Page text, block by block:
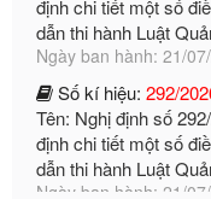
Số kí hiệu: 292/
Tên: Nghị định số
định chi tiết một số
dẫn thi hành Luật
Ngày ban hành: 21/
Số kí hiệu: 105/
Tên: Thông tư số